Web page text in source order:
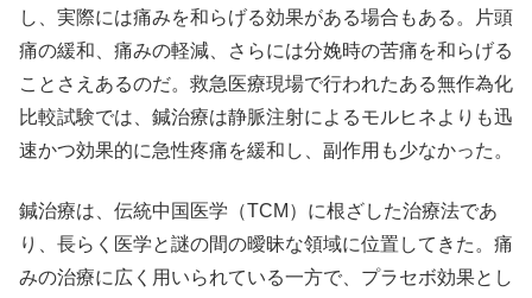
し、実際には痛みを和らげる効果がある場合もある。片頭
痛の緩和、痛みの軽減、さらには分娩時の苦痛を和らげる
ことさえあるのだ。救急医療現場で行われたある無作為化
比較試験では、鍼治療は静脈注射によるモルヒネよりも迅
速かつ効果的に急性疼痛を緩和し、副作用も少なかった。
鍼治療は、伝統中国医学（TCM）に根ざした治療法であ
り、長らく医学と謎の間の曖昧な領域に位置してきた。痛
みの治療に広く用いられている一方で、プラセボ効果とし